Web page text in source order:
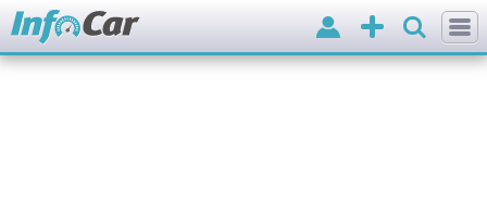
Додати
оголошення
Вхід